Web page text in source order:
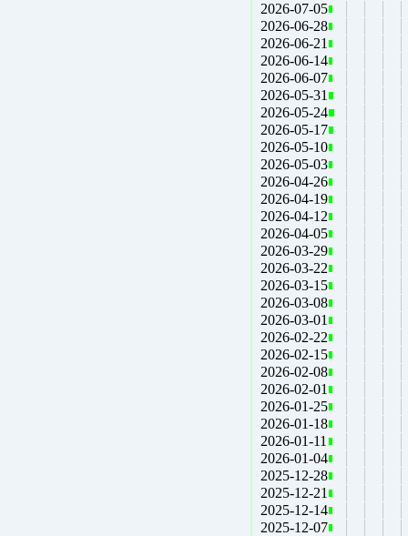
2026-07-05
2026-06-28
2026-06-21
2026-06-14
2026-06-07
2026-05-31
2026-05-24
2026-05-17
2026-05-10
2026-05-03
2026-04-26
2026-04-19
2026-04-12
2026-04-05
2026-03-29
2026-03-22
2026-03-15
2026-03-08
2026-03-01
2026-02-22
2026-02-15
2026-02-08
2026-02-01
2026-01-25
2026-01-18
2026-01-11
2026-01-04
2025-12-28
2025-12-21
2025-12-14
2025-12-07